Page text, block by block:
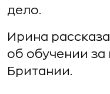
дело.
Ирина
об обучении
Британии.